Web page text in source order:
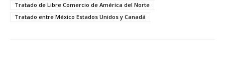
Tratado de Libre Comercio de América del Norte
Tratado entre México Estados Unidos y Canadá